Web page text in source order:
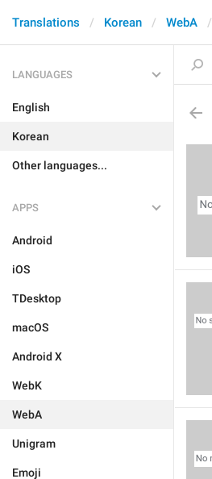
Translations Korean WebA
LANGUAGES
English
Korean
Other languages...
APPS
Android
iOS
TDesktop
macOS
Android X
WebK
WebA
Unigram
Emoji